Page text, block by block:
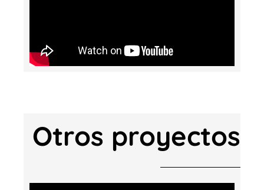
Otros proyectos